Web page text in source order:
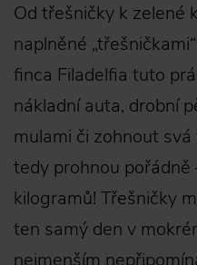
Od třešničky k zelené
naplněné
finca Filadelfia tuto
nákladní auta, drobní
mulami či zohnout
tedy prohnou
kilogramů! Třešničky
ten samý den v
nejmenším